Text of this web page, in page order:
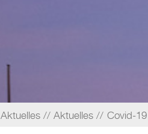
Aktuelles Aktuelles Covid-